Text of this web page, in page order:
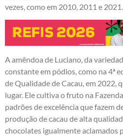
vezes, como em 2010, 2011 e 2021.
A amêndoa de Luciano, da
constante em pódios, como na 4ª
de Qualidade de Cacau, em 2022,
lugar. Ele cultiva o fruto na
padrões de excelência que fazem
produção de cacau de alta
chocolates igualmente aclamados